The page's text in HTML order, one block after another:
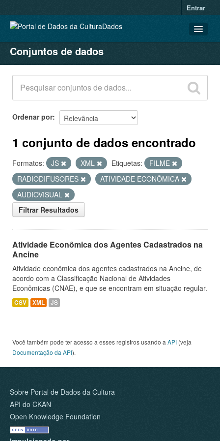
Entrar
CONJUNTOS DE DADOS
ORGANIZAÇÕES
GRUPOS
SOBRE
Conjuntos de dados
Ordenar por
1 conjunto de dados encontrado
Formatos: JS XML Etiquetas:
FILME
RADIODIFUSORES
ATIVIDADE ECONÔMICA
AUDIOVISUAL
Filtrar Resultados
Atividade Econômica dos Agentes Cadastrados na
Ancine
Atividade econômica dos agentes cadastrados na Ancine, de
acordo com a Classificação Nacional de Atividades
Econômicas (CNAE), e que se encontram em situação regular.
CSV XML JS
Você também pode ter acesso a esses registros usando a API (veja
Documentação da API).
Sobre Portal de Dados da Cultura
API do CKAN
Open Knowledge Foundation